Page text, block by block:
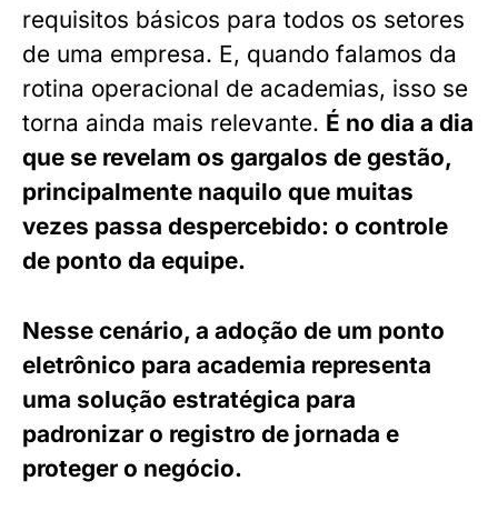
requisitos básicos para todos os setores
de uma empresa. E, quando falamos da
rotina operacional de academias, isso se
torna ainda mais relevante. É no dia a dia
que se revelam os gargalos de gestão,
principalmente naquilo que muitas
vezes passa despercebido: o controle
de ponto da equipe.
Nesse cenário, a adoção de um ponto
eletrônico para academia representa
uma solução estratégica para
padronizar o registro de jornada e
proteger o negócio.